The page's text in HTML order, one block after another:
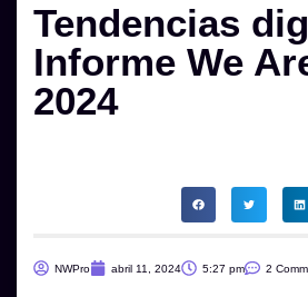
Tendencias
Informe We
2024
NWPro abril 11, 2024 5:27 pm 2